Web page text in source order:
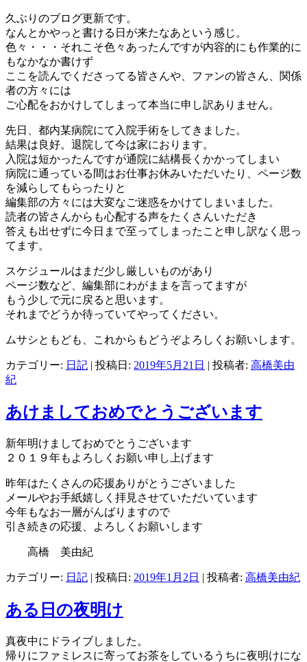
久ぶりのブログ更新です。
なんとかやっと書ける日が来たなあという感じ。
色々・・・それこそ色々あったんですが内容的にも作業的に
もなかなか書けず
ここを読んでくださってる皆さんや、ファンの皆さん、関係
者の方々には
ご心配をおかけしてしまって本当に申し訳ありません。
先日、都内某病院にて入院手術をしてきました。
結果は良好。退院して今は家におります。
入院は短かったんですが通院に結構長くかかってしまい
病院に通っている間はお仕事お休みいただいたり、ページ数
を減らしてもらったりと
編集部の方々には大変なご迷惑をかけてしまいました。
読者の皆さんからも心配する声をたくさんいただき
答えも出せずに今日まで至ってしまったこと申し訳なく思っ
てます。
スケジュールはまだ少し厳しいものがあり
ページ数など、編集部にわがままを言ってますが
もう少しで元に戻ると思います。
それまでどうか待っていてやってください。
ムサシともども、これからもどうぞよろしくお願いします。
カテゴリー: 日記 | 投稿日: 2019年5月21日 | 投稿者: 高橋美由
紀
あけましておめでとうございます
新年明けましておめでとうございます
２０１９年もよろしくお願い申し上げます
昨年はたくさんの応援ありがとうございました
メールやお手紙嬉しく拝見させていただいています
今年もなお一層がんばりますので
引き続きの応援、よろしくお願いします
高橋 美由紀
カテゴリー: 日記 | 投稿日: 2019年1月2日 | 投稿者: 高橋美由紀
ある日の夜明け
真夜中にドライブしました。
帰りにファミレスに寄ってお茶をしているうちに夜明けにな